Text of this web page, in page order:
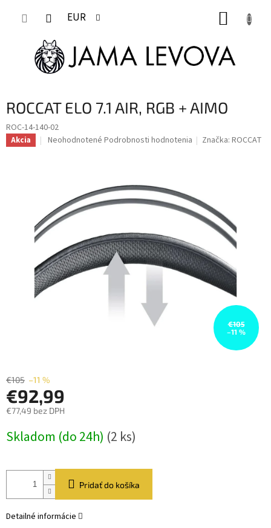
EUR
ROCCAT ELO 7.1 AIR, RGB + AIMO
ROC-14-140-02
Akcia
Priemerné
hviezdičiek.
Neohodnotené Podrobnosti hodnotenia Značka:ROCCAT
€105
–11 %
€105 –11 %
€92,99
€77,49 bez DPH
cena:
Skladom (do 24h) (2 ks)
Pridať do košíka
Detailné informácie